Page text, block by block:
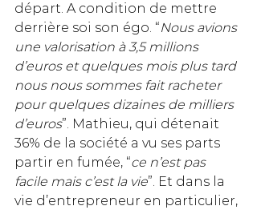
départ. A condition de mettre
derrière soi son égo. “Nous avions
une valorisation à 3,5 millions
d’euros et quelques mois plus tard
nous nous sommes fait racheter
pour quelques dizaines de milliers
d’euros”. Mathieu, qui détenait
36% de la société a vu ses parts
partir en fumée, “ce n’est pas
facile mais c’est la vie”. Et dans la
vie d’entrepreneur en particulier,